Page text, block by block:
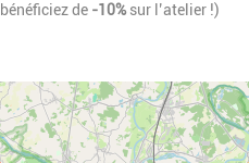
de -10%sur l’atelier !)